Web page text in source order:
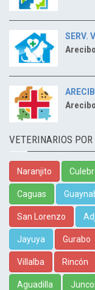
SERV.
VETERINARIOS POR
Naranjito
Caguas
San Lorenzo
Jayuya Gurabo
Villalba Rincón
Aguadilla